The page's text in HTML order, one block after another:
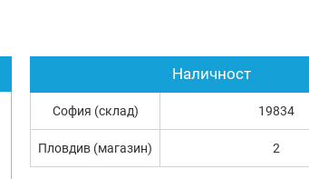
Наличност
София (склад) 19834
Пловдив (магазин) 2